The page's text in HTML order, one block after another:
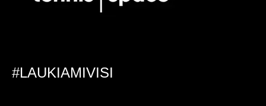
#LAUKIAMIVISI